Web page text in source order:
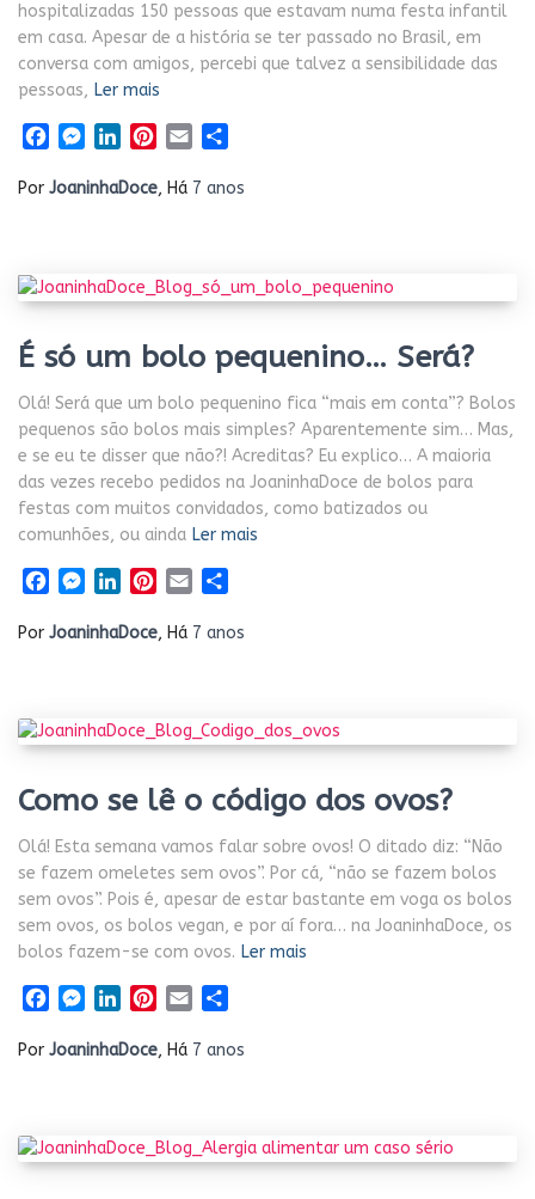
hospitalizadas 150 pessoas que estavam numa festa infantil
em casa. Apesar de a história se ter passado no Brasil, em
conversa com amigos, percebi que talvez a sensibilidade das
pessoas, Ler mais
Facebook
Messenger
LinkedInPinterest
Email
Por JoaninhaDoce, Há 7 anos
É só um bolo pequenino… Será?
Olá! Será que um bolo pequenino fica “mais em conta”? Bolos
pequenos são bolos mais simples? Aparentemente sim… Mas,
e se eu te disser que não?! Acreditas? Eu explico… A maioria
das vezes recebo pedidos na JoaninhaDoce de bolos para
festas com muitos convidados, como batizados ou
comunhões, ou ainda Ler mais
Facebook
Messenger
LinkedInPinterest
Email
Por JoaninhaDoce, Há 7 anos
Como se lê o código dos ovos?
Olá! Esta semana vamos falar sobre ovos! O ditado diz: “Não
se fazem omeletes sem ovos”. Por cá, “não se fazem bolos
sem ovos”. Pois é, apesar de estar bastante em voga os bolos
sem ovos, os bolos vegan, e por aí fora… na JoaninhaDoce, os
bolos fazem-se com ovos. Ler mais
Facebook
Messenger
LinkedInPinterest
Email
Por JoaninhaDoce, Há 7 anos